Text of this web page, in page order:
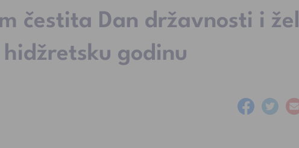
čestita Dan državnosti i
godinu